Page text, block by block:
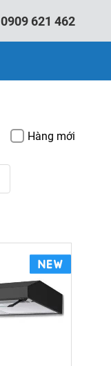
0909 621 462
Hàng mới